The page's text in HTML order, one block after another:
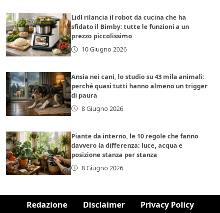
Lidl rilancia il robot da cucina che ha
sfidato il Bimby: tutte le funzioni a un
prezzo piccolissimo
10 Giugno 2026
Ansia nei cani, lo studio su 43 mila animali:
perché quasi tutti hanno almeno un trigger
di paura
8 Giugno 2026
Piante da interno, le 10 regole che fanno
davvero la differenza: luce, acqua e
posizione stanza per stanza
8 Giugno 2026
Redazione Disclaimer Privacy Policy